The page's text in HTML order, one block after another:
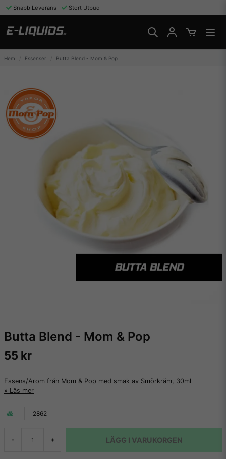
Snabb Leverans Stort Utbud
Hem Essenser Butta Blend - Mom & Pop
Butta Blend - Mom & Pop
55 kr
Essens/Arom från Mom & Pop med smak av Smörkräm, 30ml
Läs mer
2862
- + LÄGG I VARUKORGEN